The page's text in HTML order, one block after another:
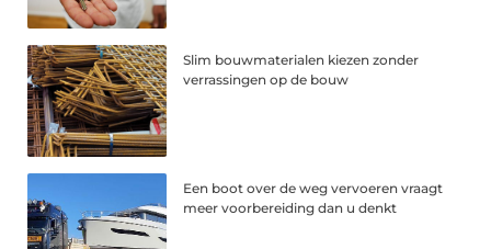
Slim bouwmaterialen kiezen zonder
verrassingen op de bouw
Een boot over de weg vervoeren vraagt
meer voorbereiding dan u denkt